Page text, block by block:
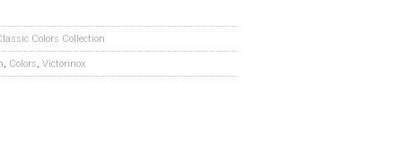
Colors Collection
, Colors, Victorinox